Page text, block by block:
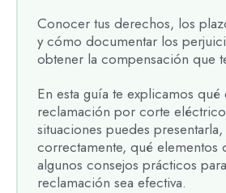
Conocer tus derechos, los
y cómo documentar los
obtener la compensación que
En esta guía te explicamos qué
reclamación por corte
situaciones puedes
correctamente, qué elementos
algunos consejos prácticos
reclamación sea efectiva.